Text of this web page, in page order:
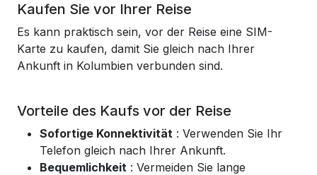
Kaufen Sie vor Ihrer Reise
Es kann praktisch sein, vor der Reise eine SIM-
Karte zu kaufen, damit Sie gleich nach Ihrer
Ankunft in Kolumbien verbunden sind.
Vorteile des Kaufs vor der Reise
Sofortige Konnektivität : Verwenden Sie Ihr
Telefon gleich nach Ihrer Ankunft.
Bequemlichkeit : Vermeiden Sie lange